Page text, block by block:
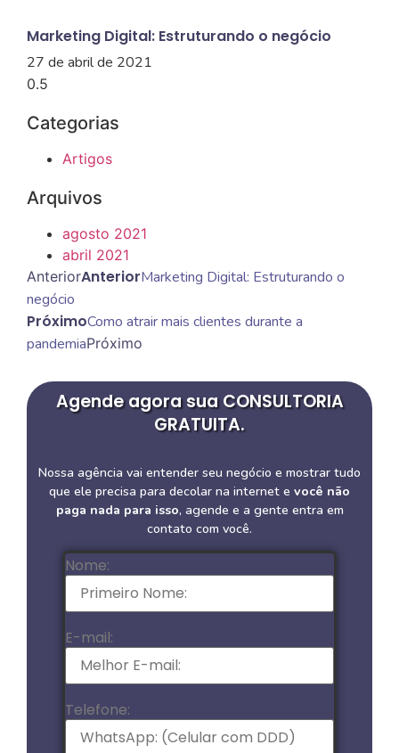
Marketing Digital: Estruturando o negócio
27 de abril de 2021
Categorias
Artigos
Arquivos
agosto 2021
abril 2021
AnteriorAnteriorMarketing Digital: Estruturando o
negócio
PróximoComo atrair mais clientes durante a
pandemiaPróximo
Agende agora sua CONSULTORIA
GRATUITA.
Nossa agência vai entender seu negócio e mostrar tudo
que ele precisa para decolar na internet e você não
paga nada para isso, agende e a gente entra em
contato com você.
Nome:
E-mail:
Telefone: